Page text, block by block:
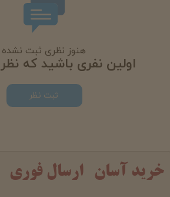
هنوز نظری ثبت نشده
اولین نفری باشید که
ثبت نظر
خرید آسان ارسال فوری